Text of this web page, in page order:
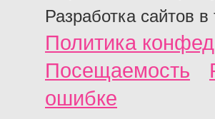
Разработка сайтов в
Политика
Посещаемость
ошибке